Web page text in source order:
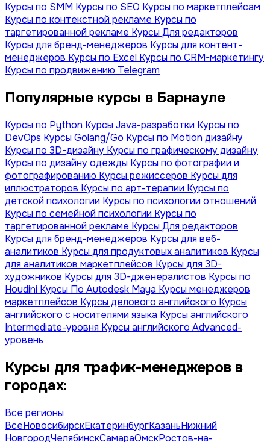
Курсы по SMM Курсы по SEO Курсы по маркетплейсам
Курсы по контекстной рекламе Курсы по
таргетированной рекламе Курсы Для редакторов
Курсы для бренд-менеджеров Курсы для контент-
менеджеров Курсы по Excel Курсы по CRM-маркетингу
Курсы по продвижению Telegram
Популярные курсы в Барнауле
Курсы по Python Курсы Java-разработки Курсы по
DevOps Курсы Golang/Go Курсы по Motion дизайну
Курсы по 3D-дизайну Курсы по графическому дизайну
Курсы по дизайну одежды Курсы по фотографии и
фотографированию Курсы режиссеров Курсы для
иллюстраторов Курсы по арт-терапии Курсы по
детской психологии Курсы по психологии отношений
Курсы по семейной психологии Курсы по
таргетированной рекламе Курсы Для редакторов
Курсы для бренд-менеджеров Курсы для веб-
аналитиков Курсы для продуктовых аналитиков Курсы
для аналитиков маркетплейсов Курсы для 3D-
художников Курсы для 3D-дженералистов Курсы по
Houdini Курсы По Autodesk Maya Курсы менеджеров
маркетплейсов Курсы делового английского Курсы
английского с носителями языка Курсы английского
Intermediate-уровня Курсы английского Advanced-
уровень
Курсы для трафик-менеджеров в
городах:
Все регионы
ВсеНовосибирскЕкатеринбургКазаньНижний
НовгородЧелябинскСамараОмскРостов-на-